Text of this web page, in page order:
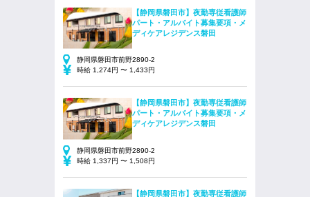
【静岡県磐田市】夜勤専従看護師
パート・アルバイト募集要項・メ
ディケアレジデンス磐田
静岡県磐田市前野2890-2
時給 1,274円 〜 1,433円
【静岡県磐田市】夜勤専従看護師
パート・アルバイト募集要項・メ
ディケアレジデンス磐田
静岡県磐田市前野2890-2
時給 1,337円 〜 1,508円
【静岡県磐田市】夜勤専従看護師